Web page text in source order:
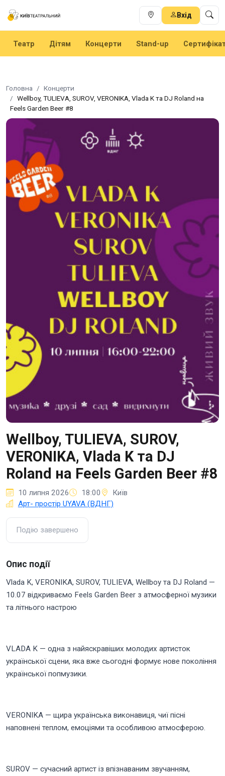
Вхід
Театр Дітям Концерти Stand-up
Головна
Концерти
Wellboy, TULIEVA, SUROV, VERONIKA, Vlada K та DJ Roland на
Feels Garden Beer #8
Wellboy, TULIEVA, SUROV,
VERONIKA, Vlada K та DJ
Roland на Feels Garden Beer #8
10 липня 2026 18:00
Київ
Арт- простір UYAVA (ВДНГ)
Подію завершено
Опис події
Vlada K, VERONIKA, SUROV, TULIEVA, Wellboy та DJ Roland —
10.07 відкриваємо Feels Garden Beer з атмосферної музики
та літнього настрою
VLADA K — одна з найяскравіших молодих артисток
української сцени, яка вже сьогодні формує нове покоління
української попмузики.
VERONIKA — щира українська виконавиця, чиї пісні
наповнені теплом, емоціями та особливою атмосферою.
SUROV — сучасний артист із впізнаваним звучанням,